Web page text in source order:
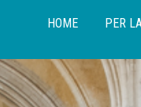
HOME PER